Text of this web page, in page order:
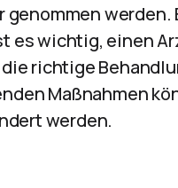
es wichtig, einen
richtige
Maßnahmen
werden.